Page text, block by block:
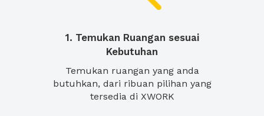
1. Temukan Ruangan sesuai
Kebutuhan
Temukan ruangan yang anda
butuhkan, dari ribuan pilihan yang
tersedia di XWORK